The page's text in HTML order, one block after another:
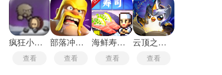
疯狂小人乱斗
查看
部落冲突渠道服
查看
海鲜寿司物语
查看
云顶之弈手游
查看